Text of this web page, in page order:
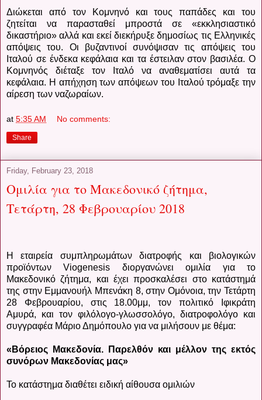
Διώκεται από τον Κομνηνό και τους παπάδες και του
ζητείται να παρασταθεί μπροστά σε «εκκλησιαστικό
δικαστήριο» αλλά και εκεί διεκήρυξε δημοσίως τις Ελληνικές
απόψεις του. Οι βυζαντινοί συνόψισαν τις απόψεις του
Ιταλού σε ένδεκα κεφάλαια και τα έστειλαν στον βασιλέα. Ο
Κομνηνός διέταξε τον Ιταλό να αναθεματίσει αυτά τα
κεφάλαια. Η απήχηση των απόψεων του Ιταλού τρόμαξε την
αίρεση των ναζωραίων.
at 5:35 AM No comments:
Share
Friday, February 23, 2018
Ομιλία για το Μακεδονικό ζήτημα,
Τετάρτη, 28 Φεβρουαρίου 2018
Η εταιρεία συμπληρωμάτων διατροφής και βιολογικών
προϊόντων Viogenesis διοργανώνει ομιλία για το
Μακεδονικό ζήτημα, και έχει προσκαλέσει στο κατάστημά
της στην Εμμανουήλ Μπενάκη 8, στην Ομόνοια, την Τετάρτη
28 Φεβρουαρίου, στις 18.00μμ, τον πολιτικό Ιφικράτη
Αμυρά, και τον φιλόλογο-γλωσσολόγο, διατροφολόγο και
συγγραφέα Μάριο Δημόπουλο για να μιλήσουν με θέμα:
«Βόρειος Μακεδονία. Παρελθόν και μέλλον της εκτός
συνόρων Μακεδονίας μας»
Το κατάστημα διαθέτει ειδική αίθουσα ομιλιών